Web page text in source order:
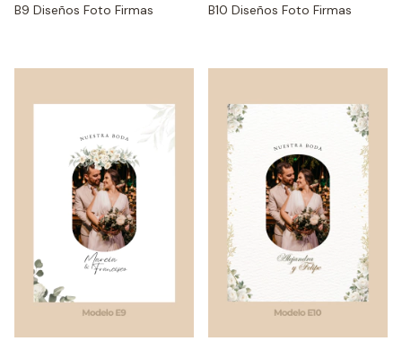
B9 Diseños Foto Firmas B10 Diseños Foto Firmas